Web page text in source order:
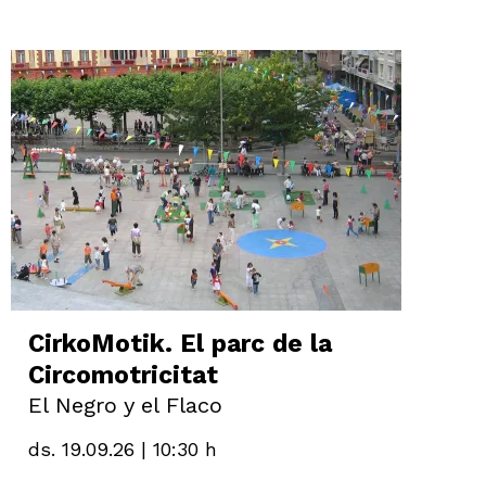
CirkoMotik. El parc de la
Circomotricitat
El Negro y el Flaco
ds. 19.09.26 | 10:30 h